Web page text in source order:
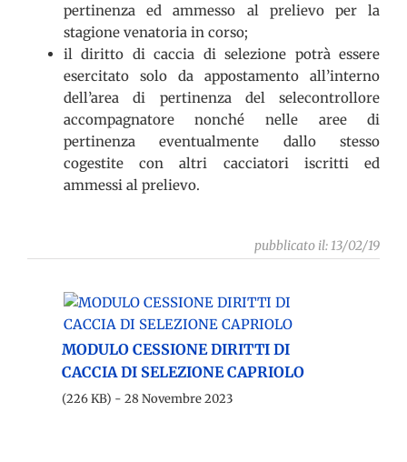
pertinenza ed ammesso al prelievo per la
stagione venatoria in corso;
il diritto di caccia di selezione potrà essere
esercitato solo da appostamento all’interno
dell’area di pertinenza del selecontrollore
accompagnatore nonché nelle aree di
pertinenza eventualmente dallo stesso
cogestite con altri cacciatori iscritti ed
ammessi al prelievo.
pubblicato il: 13/02/19
MODULO CESSIONE DIRITTI DI
CACCIA DI SELEZIONE CAPRIOLO
(226 KB) - 28 Novembre 2023